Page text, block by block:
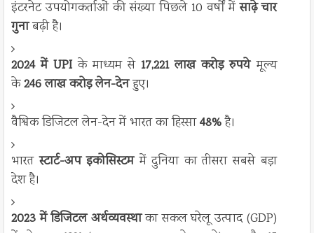
इंटरनेट उपयोगकर्ताओं की संख्या पिछले 10 वर्षों मेंसाढ़े चार
गुनाबढ़ी है।
2024 में UPIके माध्यम से 17,221 लाख करोड़ रुपयेमूल्य
के246 लाख करोड़ लेन-देनहुए।
वैश्विक डिजिटल लेन-देन में भारत का हिस्सा48%है।
भारतस्टार्ट-अप इकोसिस्टममें दुनिया का तीसरा सबसे बड़ा
देश है।
2023 में डिजिटल अर्थव्यवस्थाका सकल घरेलू उत्पाद (GDP)